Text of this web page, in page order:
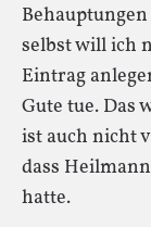
selbst will ich
Eintrag
Gute tue. Das
ist auch nicht
dass
hatte.